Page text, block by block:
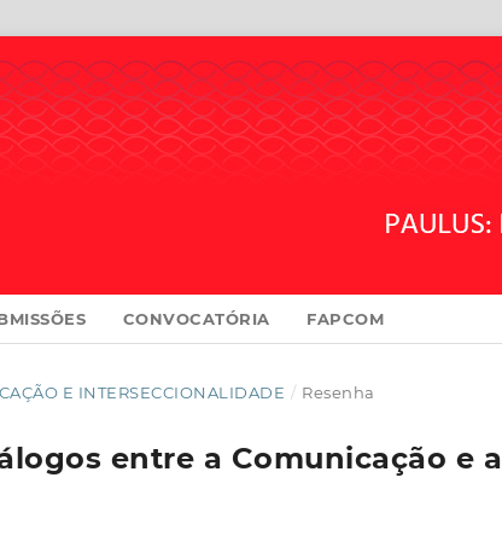
CONVOCATÓRIA FAPCOM
E INTERSECCIONALIDADE / Resenha
entre a Comunicação e a